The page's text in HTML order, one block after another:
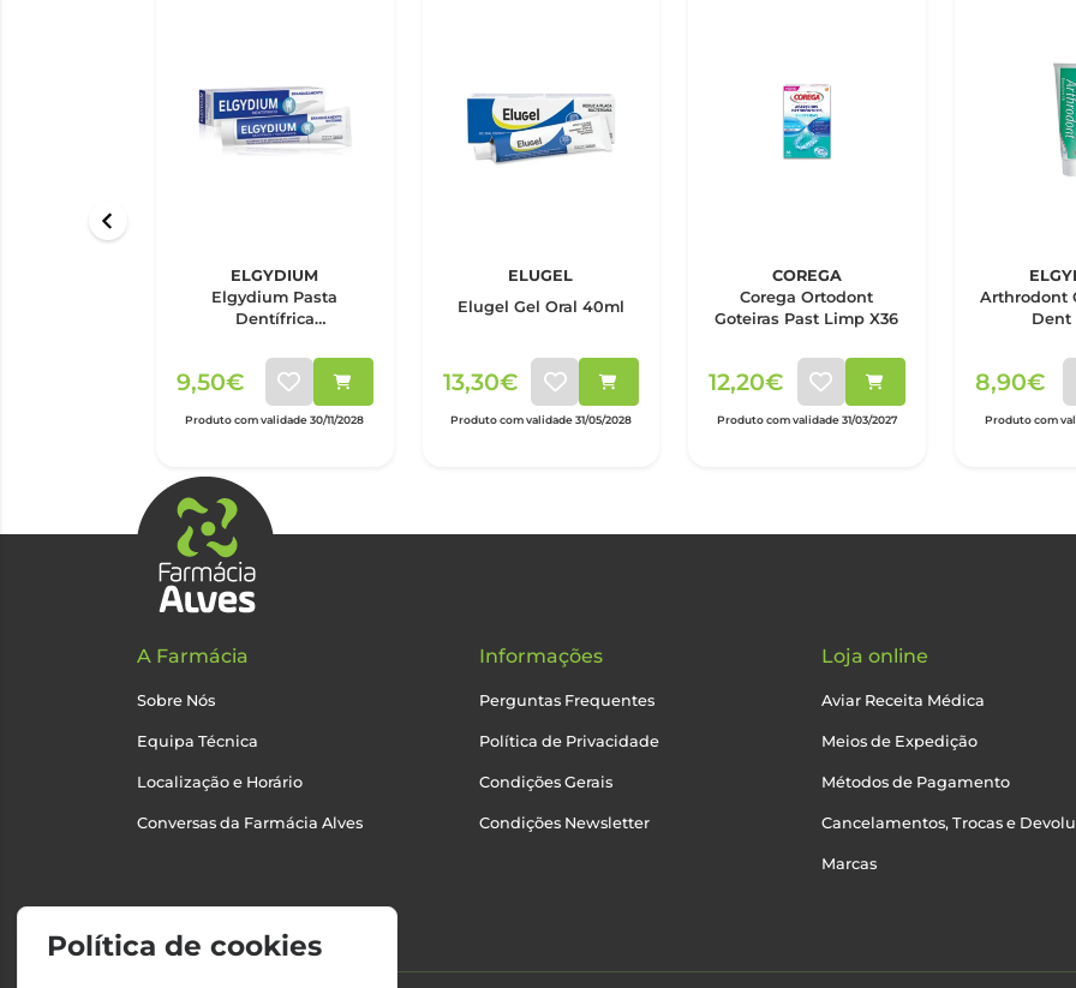
ELGYDIUM
Elgydium Pasta
Dentífrica
9,50€
Produto com validade 30/11/2028
ELUGEL
Elugel Gel Oral 40ml
13,30€
Produto com validade 31/05/2028
COREGA
Corega Ortodont
Goteiras Past Limp X36
12,20€
Produto com validade 31/03/2027
Arthrodont
Dent
8,90€
Produto com
A Farmácia
Sobre Nós
Equipa Técnica
Localização e Horário
Conversas da Farmácia Alves
Informações
Perguntas Frequentes
Política de Privacidade
Condições Gerais
Condições Newsletter
Loja online
Aviar Receita Médica
Meios de Expedição
Métodos de Pagamento
Cancelamentos, Trocas e
Marcas
Política de cookies